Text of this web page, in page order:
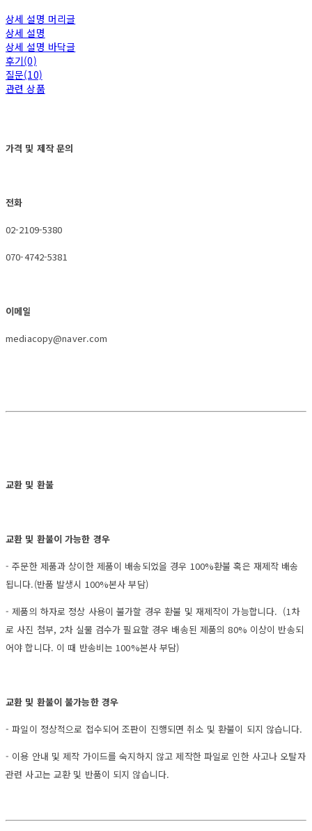
상세 설명 머리글
상세 설명
상세 설명 바닥글
후기(0)
질문(10)
관련 상품
가격 및 제작 문의
전화
02-2109-5380
070-4742-5381
이메일
mediacopy@naver.com
교환 및 환불
교환 및 환불이 가능한 경우
- 주문한 제품과 상이한 제품이 배송되었을 경우 100%환불 혹은 재제작 배송
됩니다.(반품 발생시 100%본사 부담)
- 제품의 하자로 정상 사용이 불가할 경우 환불 및 재제작이 가능합니다. (1차
로 사진 첨부, 2차 실물 검수가 필요할 경우 배송된 제품의 80% 이상이 반송되
어야 합니다. 이 때 반송비는 100%본사 부담)
교환 및 환불이 불가능한 경우
- 파일이 정상적으로 접수되어 조판이 진행되면 취소 및 환불이 되지 않습니다.
- 이용 안내 및 제작 가이드를 숙지하지 않고 제작한 파일로 인한 사고나 오탈자
관련 사고는 교환 및 반품이 되지 않습니다.